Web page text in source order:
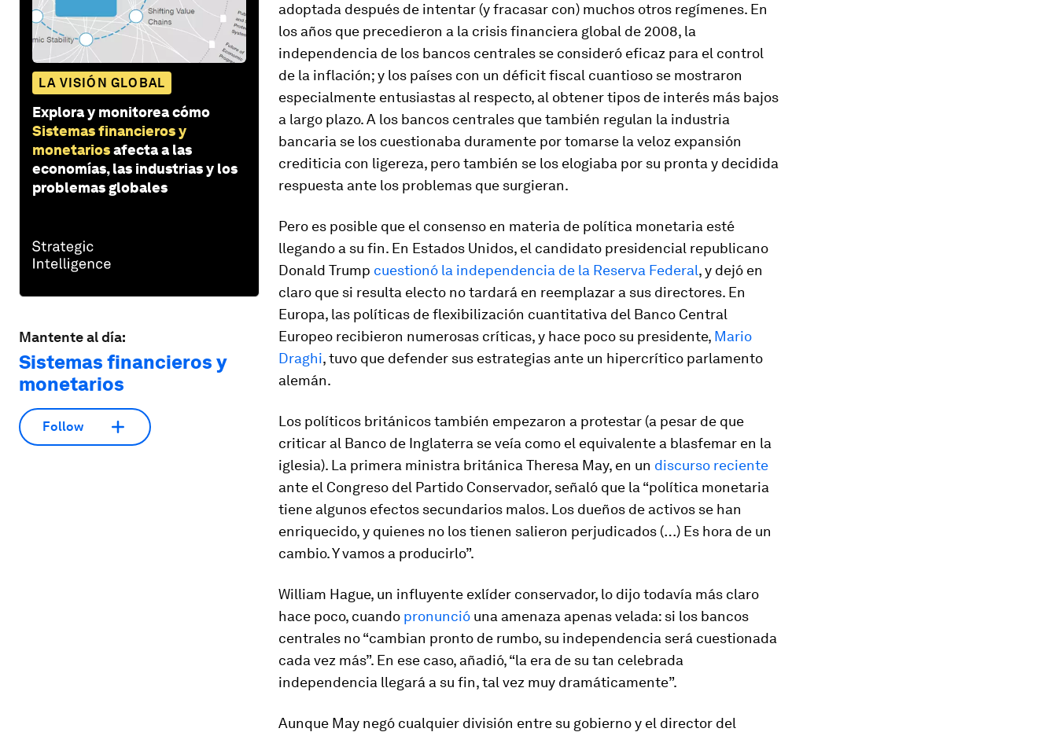
LA VISIÓN GLOBAL
Explora y monitorea cómo
Sistemas financieros y
monetariosafecta a las
economías, las industrias y los
problemas globales
Mantente al día:
Sistemas financieros y
monetarios
Follow
adoptada después de intentar (y fracasar con) muchos otros regímenes. En
los años que precedieron a la crisis financiera global de 2008, la
independencia de los bancos centrales se consideró eficaz para el control
de la inflación; y los países con un déficit fiscal cuantioso se mostraron
especialmente entusiastas al respecto, al obtener tipos de interés más bajos
a largo plazo. A los bancos centrales que también regulan la industria
bancaria se los cuestionaba duramente por tomarse la veloz expansión
crediticia con ligereza, pero también se los elogiaba por su pronta y decidida
respuesta ante los problemas que surgieran.
Pero es posible que el consenso en materia de política monetaria esté
llegando a su fin. En Estados Unidos, el candidato presidencial republicano
Donald Trump cuestionó la independencia de la Reserva Federal, y dejó en
claro que si resulta electo no tardará en reemplazar a sus directores. En
Europa, las políticas de flexibilización cuantitativa del Banco Central
Europeo recibieron numerosas críticas, y hace poco su presidente, Mario
Draghi, tuvo que defender sus estrategias ante un hipercrítico parlamento
alemán.
Los políticos británicos también empezaron a protestar (a pesar de que
criticar al Banco de Inglaterra se veía como el equivalente a blasfemar en la
iglesia). La primera ministra británica Theresa May, en un discurso reciente
ante el Congreso del Partido Conservador, señaló que la “política monetaria
tiene algunos efectos secundarios malos. Los dueños de activos se han
enriquecido, y quienes no los tienen salieron perjudicados (…) Es hora de un
cambio. Y vamos a producirlo”.
William Hague, un influyente exlíder conservador, lo dijo todavía más claro
hace poco, cuando pronunció una amenaza apenas velada: si los bancos
centrales no “cambian pronto de rumbo, su independencia será cuestionada
cada vez más”. En ese caso, añadió, “la era de su tan celebrada
independencia llegará a su fin, tal vez muy dramáticamente”.
Aunque May negó cualquier división entre su gobierno y el director del